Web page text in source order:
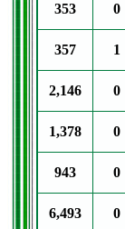
0
353
1
357
0
2,146
0
1,378
0
943
0
6,493